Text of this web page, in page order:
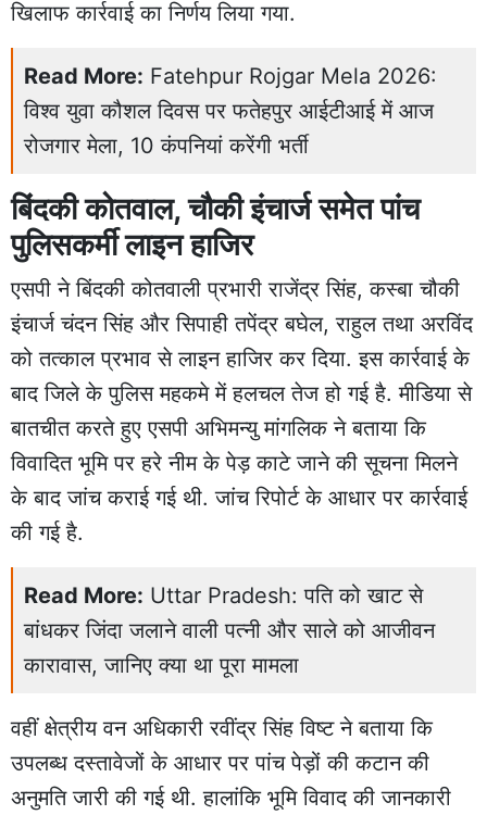
खिलाफ कार्रवाई का निर्णय लिया गया.
Read More: Fatehpur Rojgar Mela 2026:
विश्व युवा कौशल दिवस पर फतेहपुर आईटीआई में आज
रोजगार मेला, 10 कंपनियां करेंगी भर्ती
बिंदकी कोतवाल, चौकी इंचार्ज समेत पांच
पुलिसकर्मी लाइन हाजिर
एसपी ने बिंदकी कोतवाली प्रभारी राजेंद्र सिंह, कस्बा चौकी
इंचार्ज चंदन सिंह और सिपाही तपेंद्र बघेल, राहुल तथा अरविंद
को तत्काल प्रभाव से लाइन हाजिर कर दिया. इस कार्रवाई के
बाद जिले के पुलिस महकमे में हलचल तेज हो गई है. मीडिया से
बातचीत करते हुए एसपी अभिमन्यु मांगलिक ने बताया कि
विवादित भूमि पर हरे नीम के पेड़ काटे जाने की सूचना मिलने
के बाद जांच कराई गई थी. जांच रिपोर्ट के आधार पर कार्रवाई
की गई है.
Read More: Uttar Pradesh: पति को खाट से
बांधकर जिंदा जलाने वाली पत्नी और साले को आजीवन
कारावास, जानिए क्या था पूरा मामला
वहीं क्षेत्रीय वन अधिकारी रवींद्र सिंह विष्ट ने बताया कि
उपलब्ध दस्तावेजों के आधार पर पांच पेड़ों की कटान की
अनुमति जारी की गई थी. हालांकि भूमि विवाद की जानकारी